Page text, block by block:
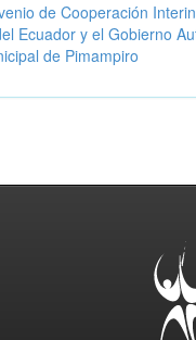
de Cooperación
Ecuador y el Gobierno
de Pimampiro